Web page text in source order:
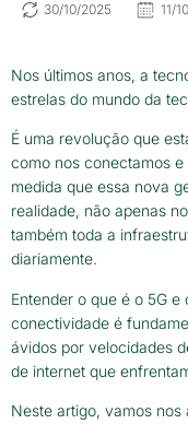
30/10/2025 11/
Nos últimos anos, a
estrelas do mundo da
É uma revolução que
como nos conectamos
medida que essa nova
realidade, não apenas
também toda a
diariamente.
Entender o que é o 5G
conectividade é
ávidos por velocidades
de internet que
Neste artigo, vamos nos